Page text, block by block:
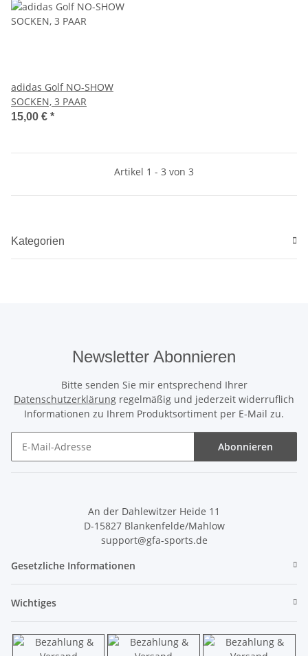
adidas Golf NO-SHOW
SOCKEN, 3 PAAR
15,00 € *
Artikel 1 - 3 von 3
Kategorien
Newsletter Abonnieren
Bitte senden Sie mir entsprechend Ihrer
Datenschutzerklärung regelmäßig und jederzeit widerruflich
Informationen zu Ihrem Produktsortiment per E-Mail zu.
Abonnieren
An der Dahlewitzer Heide 11
D-15827 Blankenfelde/Mahlow
support@gfa-sports.de
Gesetzliche Informationen
Wichtiges